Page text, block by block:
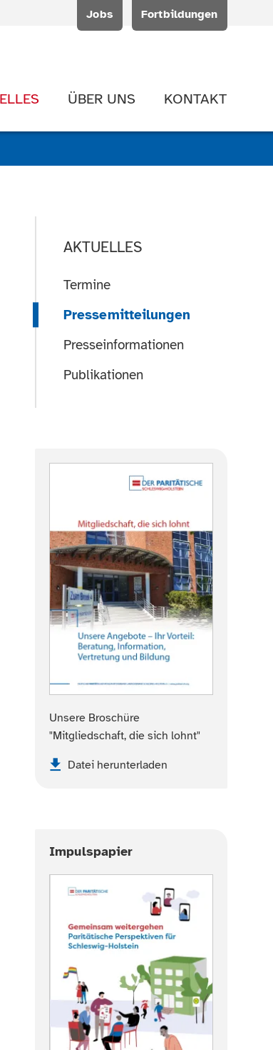
Jobs Fortbildungen
ÜBER UNS KONTAKT
AKTUELLES
Termine
Pressemitteilungen
Presseinformationen
Publikationen
Unsere Broschüre
"Mitgliedschaft, die sich lohnt"
Datei herunterladen
Impulspapier